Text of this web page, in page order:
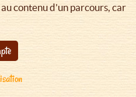
contenu d'un parcours, car